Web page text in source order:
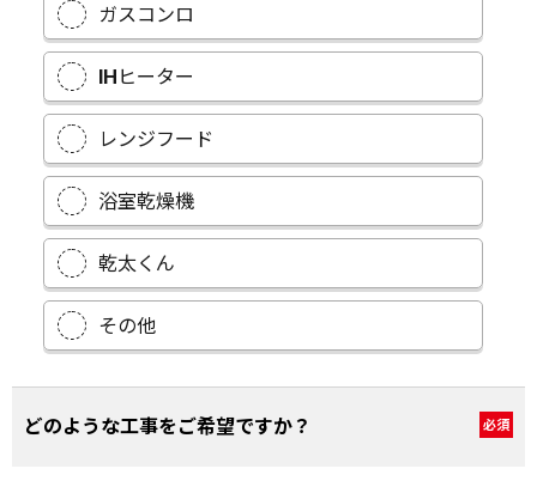
ガスコンロ
IHヒーター
レンジフード
浴室乾燥機
乾太くん
その他
どのような工事をご希望ですか？ 必須